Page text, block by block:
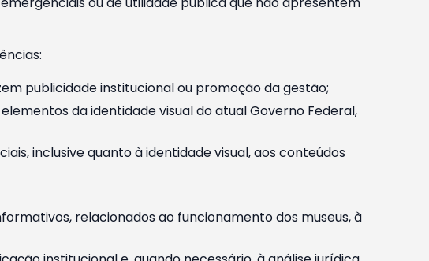
publicidade institucional ou promoção da gestão;
da identidade visual do atual Governo Federal,
inclusive quanto à identidade visual, aos conteúdos
relacionados ao funcionamento dos museus, à